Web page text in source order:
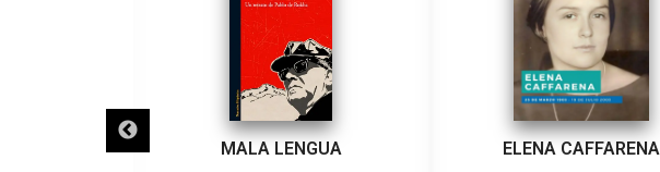
MALA LENGUA ELENA CAFFARENA